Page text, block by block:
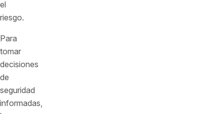
el
riesgo.
Para
tomar
decisiones
de
seguridad
informadas,